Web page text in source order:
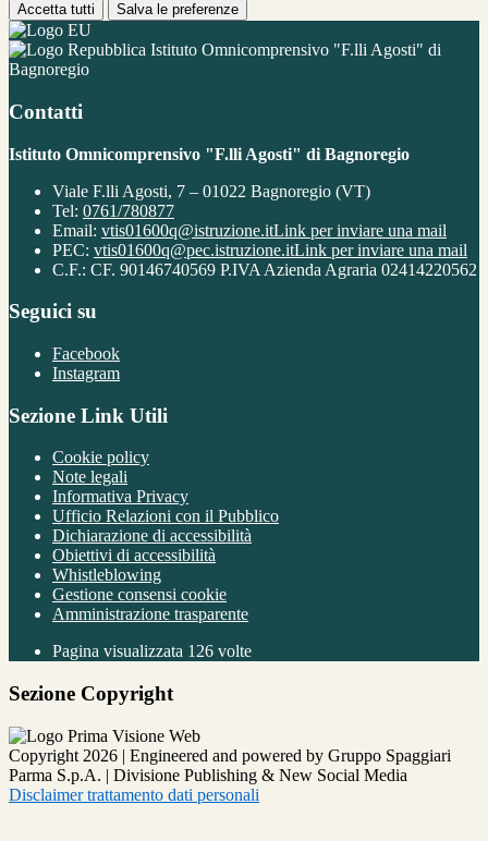
Accetta tutti Salva le preferenze
Istituto Omnicomprensivo "F.lli Agosti" di
Bagnoregio
Contatti
Istituto Omnicomprensivo "F.lli Agosti" di Bagnoregio
Viale F.lli Agosti, 7 – 01022 Bagnoregio (VT)
Tel: 0761/780877
Email: vtis01600q@istruzione.itLink per inviare una mail
PEC: vtis01600q@pec.istruzione.itLink per inviare una mail
C.F.: CF. 90146740569 P.IVA Azienda Agraria 02414220562
Seguici su
Facebook
Instagram
Sezione Link Utili
Cookie policy
Note legali
Informativa Privacy
Ufficio Relazioni con il Pubblico
Dichiarazione di accessibilità
Obiettivi di accessibilità
Whistleblowing
Gestione consensi cookie
Amministrazione trasparente
Pagina visualizzata 126 volte
Sezione Copyright
Copyright 2026 | Engineered and powered by Gruppo Spaggiari
Parma S.p.A. | Divisione Publishing & New Social Media
Disclaimer trattamento dati personali